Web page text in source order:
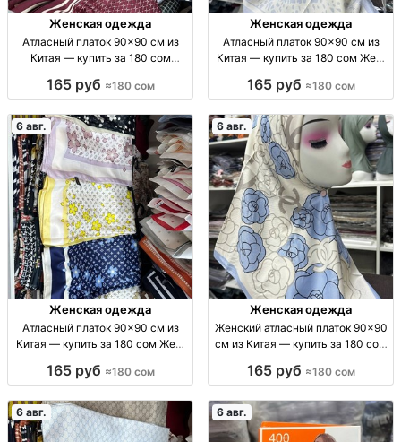
Женская одежда
Атласный платок 90×90 см из
Китая — купить за 180 сом
см, Китай, 180 сом
165 руб ≈180 сом
Женская одежда
Атласный платок 90×90 см из
Китая — купить за 180 сом Жен.
Китай, 180 сом.
165 руб ≈180 сом
6 авг.
Женская одежда
Атласный платок 90×90 см из
Китая — купить за 180 сом Жен.
Китай, 180 сом
165 руб ≈180 сом
6 авг.
Женская одежда
Женский атласный платок 90×90
см из Китая — купить за 180 сом
во Китай.
165 руб ≈180 сом
6 авг. 6 авг.